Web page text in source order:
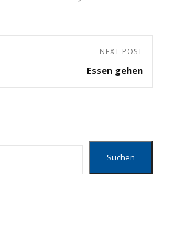
NEXT POST
Essen gehen
Suchen